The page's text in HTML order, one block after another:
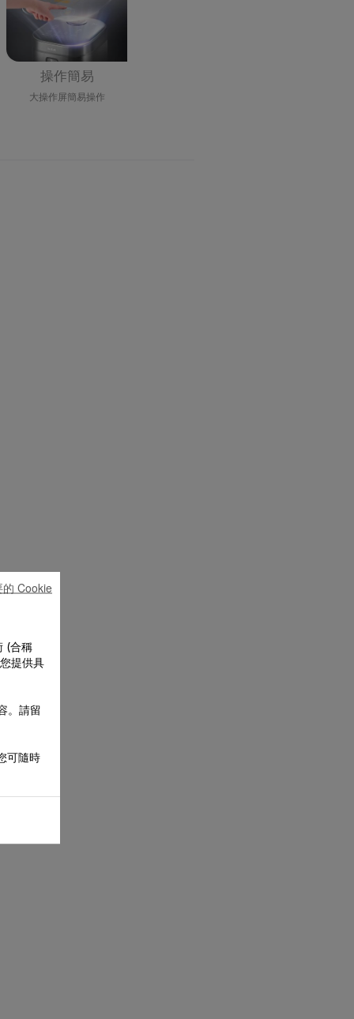
操作簡易
大操作屏簡易操作
(合稱
提供具
。請留
可隨時
Cookie